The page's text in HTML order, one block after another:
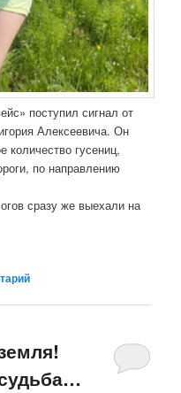
поступил сигнал от
Алексеевича. Он
гусениц,
по направлению
сразу же выехали на